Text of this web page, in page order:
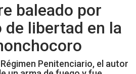
baleado por
libertad en la
Penitenciario, el autor